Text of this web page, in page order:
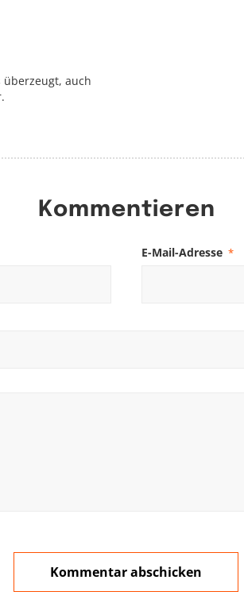
auch
Kommentieren
E-Mail-Adresse *